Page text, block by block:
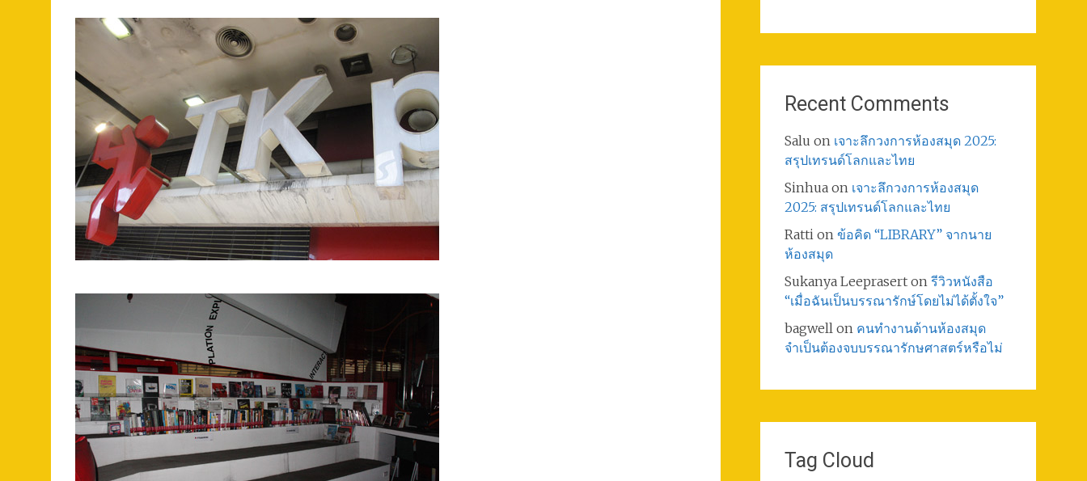
Recent Comments
Salu on เจาะลึกวงการห้องสมุด 2025:
สรุปเทรนด์โลกและไทย
Sinhuaon เจาะลึกวงการห้องสมุด
2025: สรุปเทรนด์โลกและไทย
Rattion ข้อคิด “LIBRARY” จากนาย
ห้องสมุด
Sukanya Leepraserton รีวิวหนังสือ
“เมื่อฉันเป็นบรรณารักษ์โดยไม่ได้ตั้งใจ”
bagwellon คนทำงานด้านห้องสมุด
จำเป็นต้องจบบรรณารักษศาสตร์หรือไม่
Tag Cloud